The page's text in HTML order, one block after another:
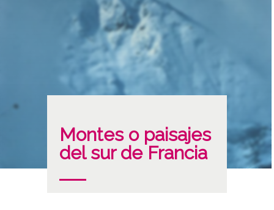
Montes o paisajes
del sur de Francia